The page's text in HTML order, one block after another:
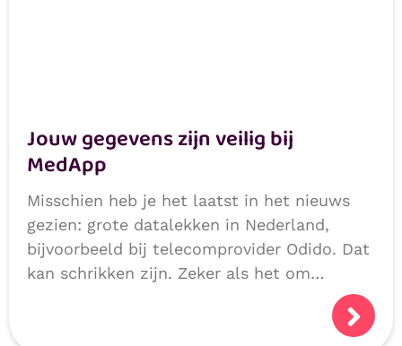
Jouw gegevens zijn veilig bij
MedApp
Misschien heb je het laatst in het nieuws
gezien: grote datalekken in Nederland,
bijvoorbeeld bij telecomprovider Odido. Dat
kan schrikken zijn. Zeker als het om
persoonlijke of medische gegevens gaat.
Logisch dat je je afvraagt: hoe veilig zijn